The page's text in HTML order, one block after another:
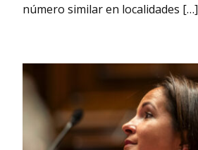
número similar en localidades […]